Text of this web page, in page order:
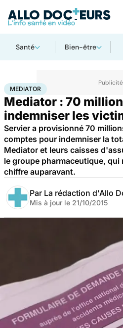
Santé Bien-être
AccueilSanté Mediator
MEDIATOR
Mediator : 70
indemniser les
Servier a provisionné 70
comptes pour indemniser la
Mediator et leurs caisses
le groupe pharmaceutique,
chiffre auparavant.
Par La rédaction d'Allo
Mis à jour le 21/10/2015